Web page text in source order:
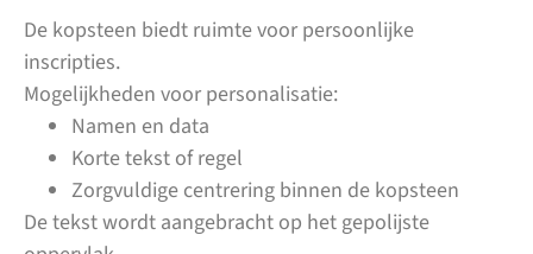
De kopsteen biedt ruimte voor persoonlijke
inscripties.
Mogelijkheden voor personalisatie:
Namen en data
Korte tekst of regel
Zorgvuldige centrering binnen de kopsteen
De tekst wordt aangebracht op het gepolijste